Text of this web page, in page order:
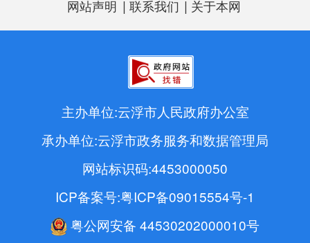
网站声明 | 联系我们 | 关于本网
主办单位:云浮市人民政府办公室
承办单位:云浮市政务服务和数据管理局
网站标识码:4453000050
ICP备案号:粤ICP备09015554号-1
粤公网安备 44530202000010号